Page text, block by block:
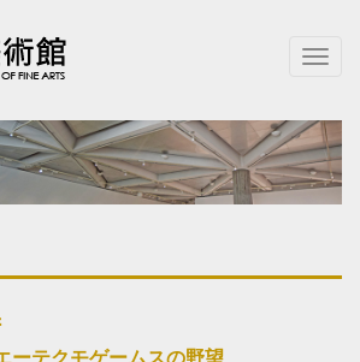
T
g
l
e
n
i
ーテクモゲームスの野望